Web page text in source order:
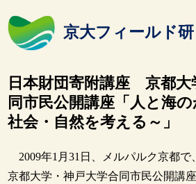
京大フィールド研
日本財団寄附講座 京都大
同市民公開講座「人と海
社会・自然を考える～」
2009年1月31日、メルパルク京都
京都大学・神戸大学合同市民公開講